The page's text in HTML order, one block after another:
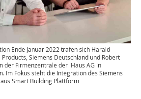
Ende Januar 2022 trafen sich Harald
Siemens Deutschland und Robert
der Firmenzentrale der iHaus AG in
Im Fokus steht die Integration des Siemens
Smart Building Plattform